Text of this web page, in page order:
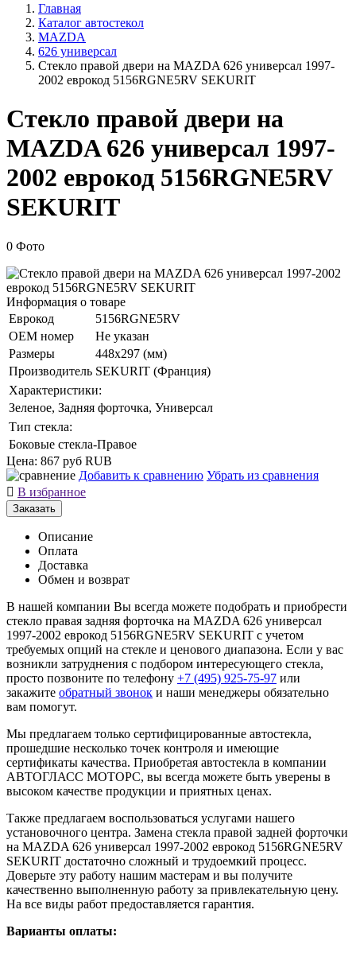
Главная
Каталог автостекол
MAZDA
626 универсал
Стекло правой двери на MAZDA 626 универсал 1997-
2002 еврокод 5156RGNE5RV SEKURIT
Стекло правой двери на
MAZDA 626 универсал 1997-
2002 еврокод 5156RGNE5RV
SEKURIT
0 Фото
Информация о товаре
Еврокод
5156RGNE5RV
ОЕМ номер
Не указан
Размеры
448x297 (мм)
Производитель SEKURIT (Франция)
Характеристики:
Зеленое, Задняя форточка, Универсал
Тип стекла:
Боковые стекла-Правое
Цена: 867 руб RUB
Добавить к сравнению Убрать из сравнения
 В избранное
Заказать
Описание
Оплата
Доставка
Обмен и возврат
В нашей компании Вы всегда можете подобрать и приобрести
стекло правая задняя форточка на MAZDA 626 универсал
1997-2002 еврокод 5156RGNE5RV SEKURIT с учетом
требуемых опций на стекле и ценового диапазона. Если у вас
возникли затруднения с подбором интересующего стекла,
просто позвоните по телефону +7 (495) 925-75-97 или
закажите обратный звонок и наши менеджеры обязательно
вам помогут.
Мы предлагаем только сертифицированные автостекла,
прошедшие несколько точек контроля и имеющие
сертификаты качества. Приобретая автостекла в компании
АВТОГЛАСС МОТОРС, вы всегда можете быть уверены в
высоком качестве продукции и приятных ценах.
Также предлагаем воспользоваться услугами нашего
установочного центра. Замена стекла правой задней форточки
на MAZDA 626 универсал 1997-2002 еврокод 5156RGNE5RV
SEKURIT достаточно сложный и трудоемкий процесс.
Доверьте эту работу нашим мастерам и вы получите
качественно выполненную работу за привлекательную цену.
На все виды работ предоставляется гарантия.
Варианты оплаты: